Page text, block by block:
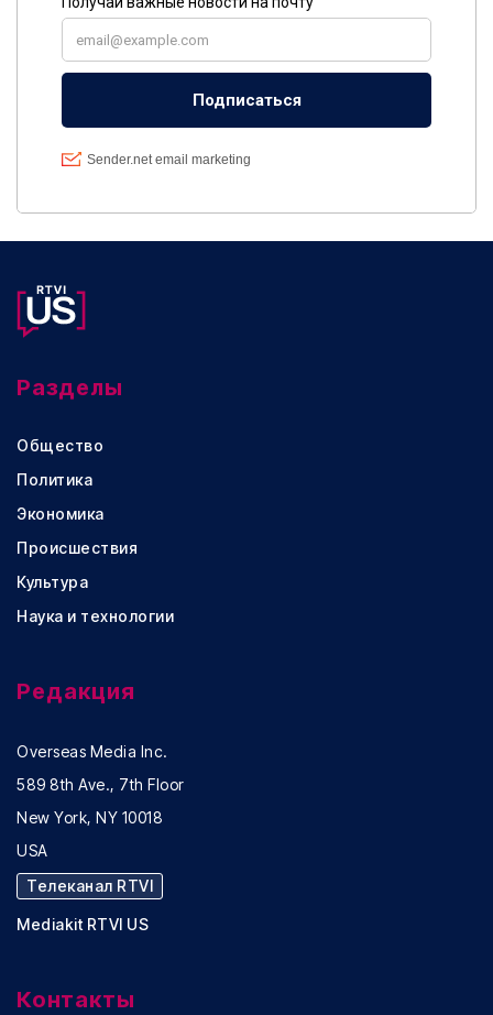
Разделы
Общество
Политика
Экономика
Происшествия
Культура
Наука и технологии
Редакция
Overseas Media Inc.
589 8th Ave., 7th Floor
New York, NY 10018
USA
Телеканал RTVI
Mediakit RTVI US
Контакты